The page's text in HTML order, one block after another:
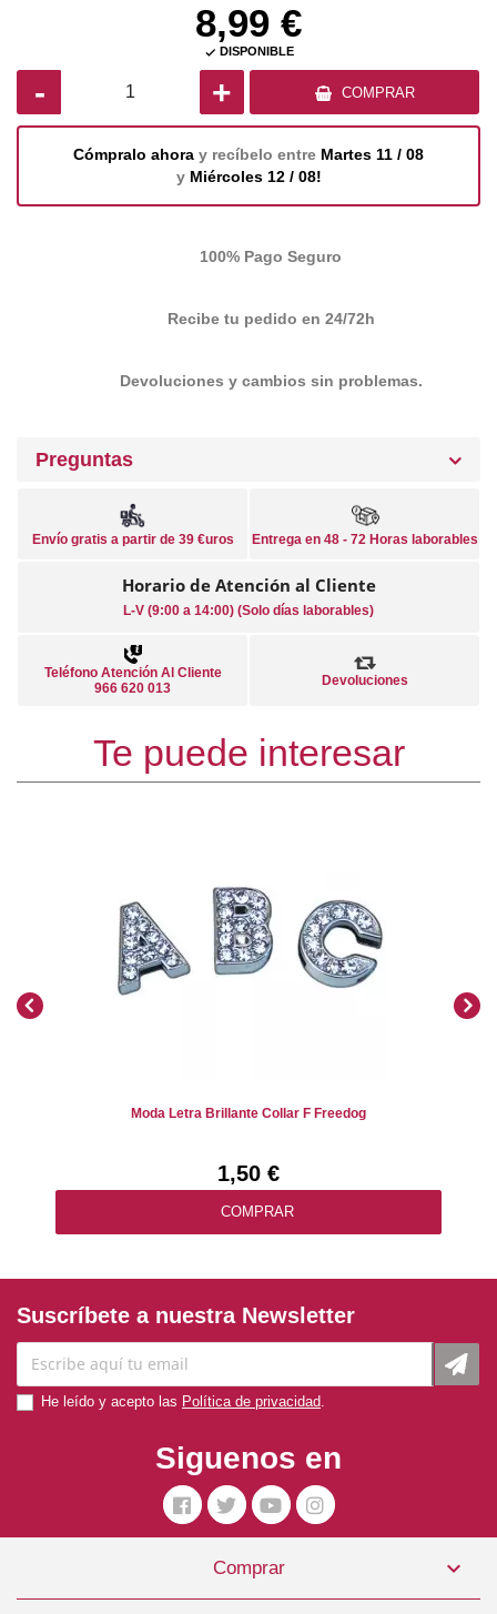
8,99 €
 DISPONIBLE
- + COMPRAR
Cómpralo ahora y recíbelo entre Martes 11 / 08
y Miércoles 12 / 08!
100% Pago Seguro
Recibe tu pedido en 24/72h
Devoluciones y cambios sin problemas.
Preguntas
Envío gratis a partir de 39 €uros Entrega en 48 - 72 Horas laborables
Horario de Atención al Cliente
L-V (9:00 a 14:00) (Solo días laborables)
Teléfono Atención Al Cliente
966 620 013
Devoluciones
Te puede interesar
Moda Letra Brillante Collar F Freedog
1,50 €
COMPRAR
Chaqueta Perro North Pole Modelo A Talla 45
Suscríbete a nuestra Newsletter
He leído y acepto las Política de privacidad
Siguenos en
Comprar 